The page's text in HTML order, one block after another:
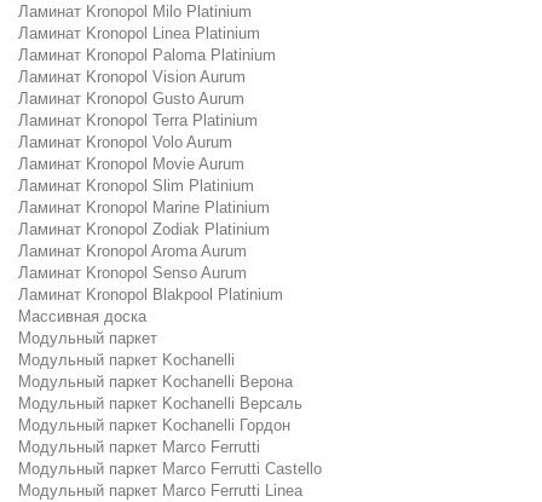
Ламинат Kronopol Milo Platinium
Ламинат Kronopol Linea Platinium
Ламинат Kronopol Paloma Platinium
Ламинат Kronopol Vision Aurum
Ламинат Kronopol Gusto Aurum
Ламинат Kronopol Terra Platinium
Ламинат Kronopol Volo Aurum
Ламинат Kronopol Movie Aurum
Ламинат Kronopol Slim Platinium
Ламинат Kronopol Marine Platinium
Ламинат Kronopol Zodiak Platinium
Ламинат Kronopol Aroma Aurum
Ламинат Kronopol Senso Aurum
Ламинат Kronopol Blakpool Platinium
Массивная доска
Модульный паркет
Модульный паркет Kochanelli
Модульный паркет Kochanelli Верона
Модульный паркет Kochanelli Версаль
Модульный паркет Kochanelli Гордон
Модульный паркет Marco Ferrutti
Модульный паркет Marco Ferrutti Castello
Модульный паркет Marco Ferrutti Linea